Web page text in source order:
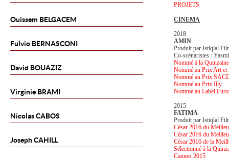
Ouissem BELGACEM
Fulvio BERNASCONI
David BOUAZIZ
Virginie BRAMI
NicolasCABOS
JosephCAHILL
PROJETS
CINEMA
2018
AMIN
Produit par Istiqlal
Co-scénaristes :
Nommé à la
Nommé au Prix Art
Nommé au Prix
Nommé au Prix Illy
Nommé au Label
2015
FATIMA
Produit par Istiqlal
César 2016 du
César 2016 du
César 2016 de la
Sélectionné à la
Cannes 2015